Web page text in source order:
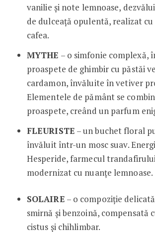
vanilie și note lemnoase,
de dulceață opulentă, realizat
cafea.
MYTHE – o simfonie complexă,
proaspete de ghimbir cu păstăi
cardamon, învăluite în vetiver
Elementele de pământ se
proaspete, creând un parfum
FLEURISTE – un buchet floral
învăluit într-un mosc suav.
Hesperide, farmecul
modernizat cu nuanțe lemnoase.
SOLAIRE – o compoziție
smirnă și benzoină, compensată
cistus și chihlimbar.